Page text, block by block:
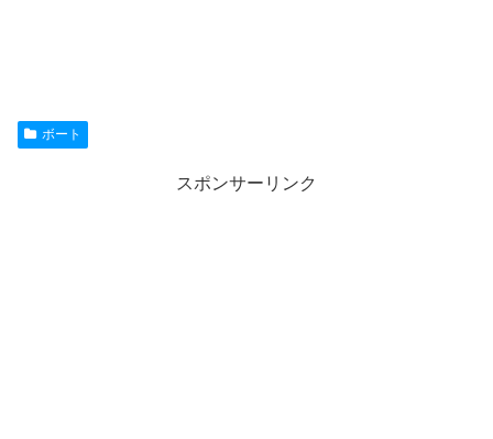
ボート
スポンサーリンク